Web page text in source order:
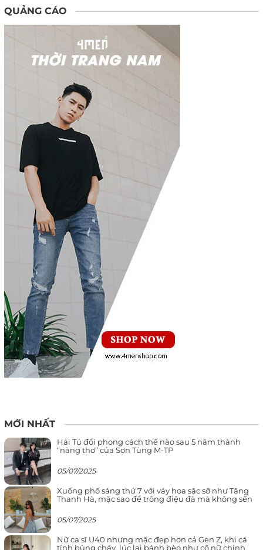
QUẢNG CÁO
MỚI NHẤT
Hải Tú đổi phong cách thế nào sau 5 năm thành
“nàng thơ” của Sơn Tùng M-TP
05/07/2025
Xuống phố sáng thứ 7 với váy hoa sặc sỡ như Tăng
Thanh Hà, mặc sao để trông điệu đà mà không sến
05/07/2025
Nữ ca sĩ U40 nhưng mặc đẹp hơn cả Gen Z, khi cá
tính bùng cháy, lúc lại bánh bèo như cô nữ chính